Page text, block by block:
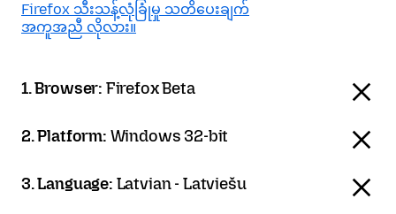
Firefox သီးသန့်လုံခြုံမှု သတိပေးချက်
အကူအညီ လိုလား။
1. Browser: Firefox Beta
2. Platform: Windows 32-bit
3. Language: Latvian - Latviešu